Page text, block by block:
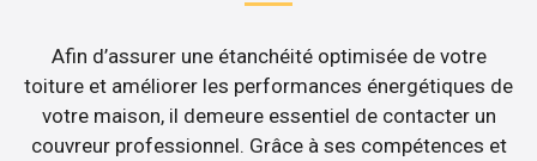
Afin d’assurer une étanchéité optimisée de votre
toiture et améliorer les performances énergétiques de
votre maison, il demeure essentiel de contacter un
couvreur professionnel. Grâce à ses compétences et